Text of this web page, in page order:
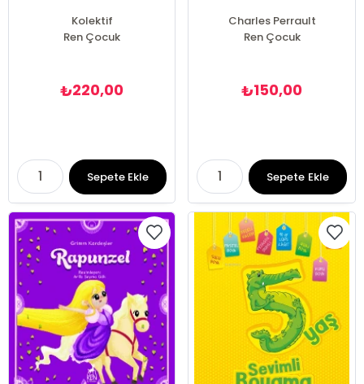
Kolektif
Ren Çocuk
₺220,00
Sepete Ekle
Charles Perrault
Ren Çocuk
₺150,00
Sepete Ekle